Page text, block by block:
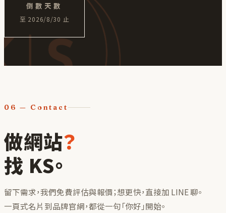
倒數天數
至 2026/8/30 止
06 — Contact
做網站？
找 KS。
留下需求，我們免費評估與報價；想更快，直接加 LINE 聊。
一頁式名片到品牌官網，都從一句「你好」開始。